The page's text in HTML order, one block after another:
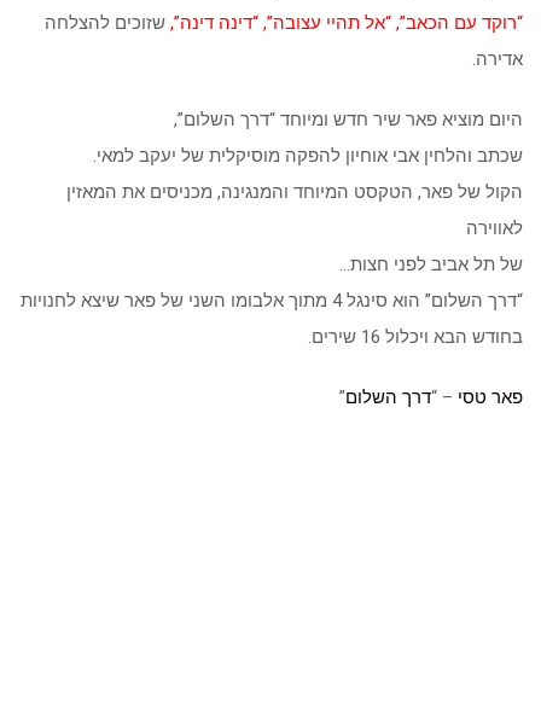
“רוקד עם הכאב”, “אל תהיי עצובה”, “דינה דינה”, שזוכים להצלחה
אדירה.
היום מוציא פאר שיר חדש ומיוחד “דרך השלום”,
שכתב והלחין אבי אוחיון להפקה מוסיקלית של יעקב למאי.
הקול של פאר, הטקסט המיוחד והמנגינה, מכניסים את המאזין
לאווירה
של תל אביב לפני חצות…
“דרך השלום” הוא סינגל 4 מתוך אלבומו השני של פאר שיצא לחנויות
בחודש הבא ויכלול 16 שירים.
פאר טסי – “דרך השלום”